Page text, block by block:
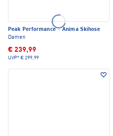
Peak Performance·Anima Skihose
Damen
€ 239,99
UVP* € 299,99